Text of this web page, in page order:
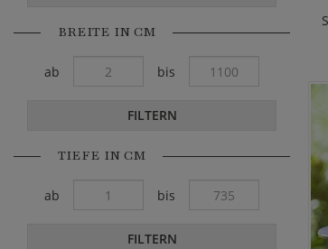
BREITE IN CM
ab bis
FILTERN
TIEFE IN CM
ab bis
FILTERN